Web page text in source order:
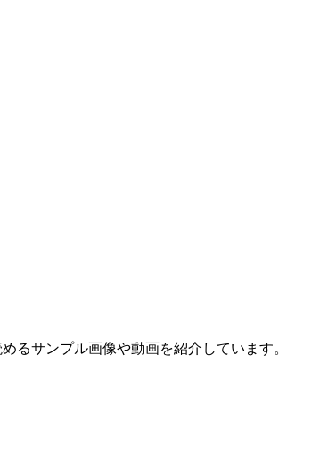
るサンプル画像や動画を紹介しています。